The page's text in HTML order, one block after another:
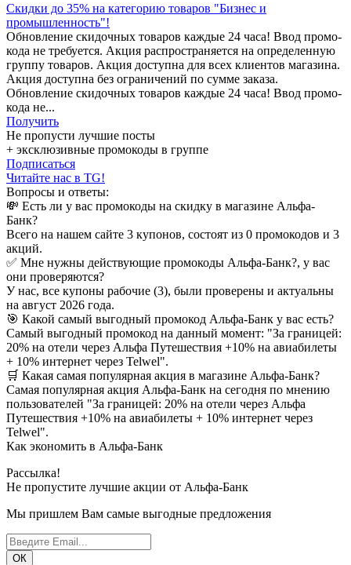
Скидки до 35% на категорию товаров "Бизнес и
промышленность"!
Обновление скидочных товаров каждые 24 часа! Ввод промо-
кода не требуется. Акция распространяется на определенную
группу товаров. Акция доступна для всех клиентов магазина.
Акция доступна без ограничений по сумме заказа.
Обновление скидочных товаров каждые 24 часа! Ввод промо-
кода не...
Получить
Не пропусти лучшие посты
+ эксклюзивные промокоды в группе
Подписаться
Читайте нас в TG!
Вопросы и ответы:
💸 Есть ли у вас промокоды на скидку в магазине Альфа-
Банк?
Всего на нашем сайте 3 купонов, состоят из 0 промокодов и 3
акций.
✅ Мне нужны действующие промокоды Альфа-Банк?, у вас
они проверяются?
У нас, все купоны рабочие (3), были проверены и актуальны
на август 2026 года.
🎯 Какой самый выгодный промокод Альфа-Банк у вас есть?
Самый выгодный промокод на данный момент: "За границей:
20% на отели через Альфа Путешествия +10% на авиабилеты
+ 10% интернет через Telwel".
🛒 Какая самая популярная акция в магазине Альфа-Банк?
Самая популярная акция Альфа-Банк на сегодня по мнению
пользователей "За границей: 20% на отели через Альфа
Путешествия +10% на авиабилеты + 10% интернет через
Telwel".
Как экономить в Альфа-Банк
Рассылка!
Не пропустите лучшие акции от Альфа-Банк
Мы пришлем Вам самые выгодные предложения